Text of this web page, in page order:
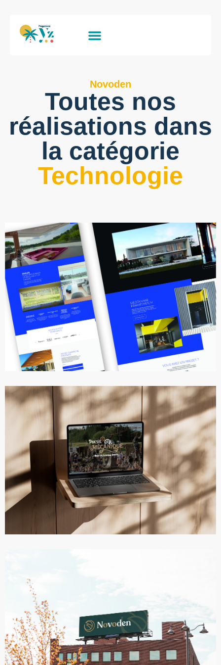
Novoden
Toutes nos
réalisations dans
la catégorie
Technologie